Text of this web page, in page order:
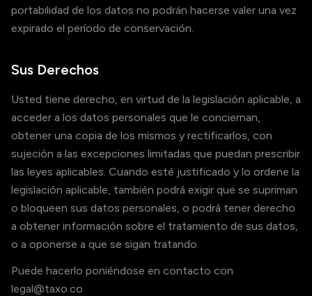
portabilidad de los datos no podrán hacerse valer una vez
expirado el período de conservación.
Sus Derechos
Usted tiene derecho, en virtud de la legislación aplicable, a
acceder a los datos personales que le conciernan,
obtener una copia de los mismos y rectificarlos, con
sujeción a las excepciones limitadas que puedan prescribir
las leyes aplicables. Cuando esté justificado y lo ordene la
legislación aplicable, también podrá exigir que se supriman
o bloqueen sus datos personales, o podrá tener derecho
a obtener información sobre el tratamiento de sus datos,
o a oponerse a que se sigan tratando.
Puede hacerlo poniéndose en contacto con
legal@taxo.co